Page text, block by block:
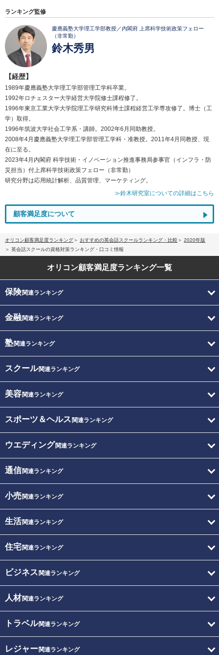
ランキング監修
慶應義塾大学理工学部教授／内閣府 上席科学技術政策フェロー
（非常勤）
鈴木秀男
【経歴】
1989年慶應義塾大学理工学部管理工学科卒業。
1992年ロチェスター大学経営大学院修士課程修了。
1996年東京工業大学大学院理工学研究科博士課程経営工学専攻修了。博士（工
学）取得。
1996年筑波大学社会工学系・講師。2002年6月同助教授。
2008年4月慶應義塾大学理工学部管理工学科・准教授。2011年4月同教授、現
在に至る。
2023年4月内閣府 科学技術・イノベーション推進事務局参事官（インフラ・防
災担当）付上席科学技術政策フェロー（非常勤）
研究分野は応用統計解析、品質管理、マーケティング。
≫鈴木研究室についての詳細はこちら
顧客満足度について
オリコン顧客満足度ランキング おすすめの英会話スクールランキング・比較
2020年版
英会話スクールの資格対策ランキング・口コミ情報
オリコン顧客満足度ランキング一覧
保険関連ランキング
金融関連ランキング
塾関連ランキング
スクール関連ランキング
美容関連ランキング
スポーツ＆ヘルス 関連ランキング
ウエディング関連ランキング
通信関連ランキング
小売関連ランキング
生活関連ランキング
住宅関連ランキング
ビジネス 関連ランキング
人材関連ランキング
トラベル関連ランキング
レジャー関連ランキング